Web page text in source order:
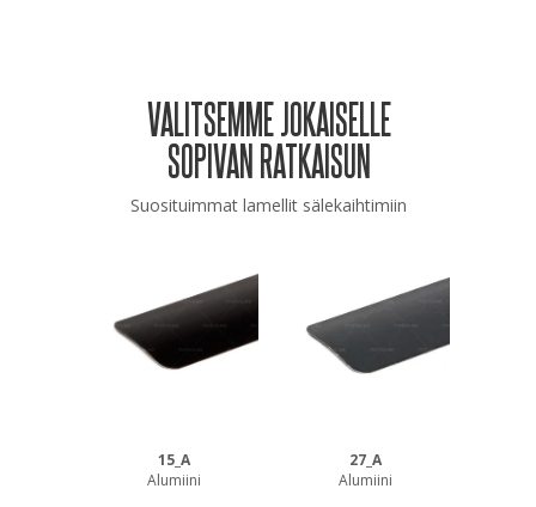
15_A
Alumiini
27_A
Alumiini
Suosituimmat lamellit sälekaihtimiin
VALITSEMME JOKAISELLE
SOPIVAN RATKAISUN